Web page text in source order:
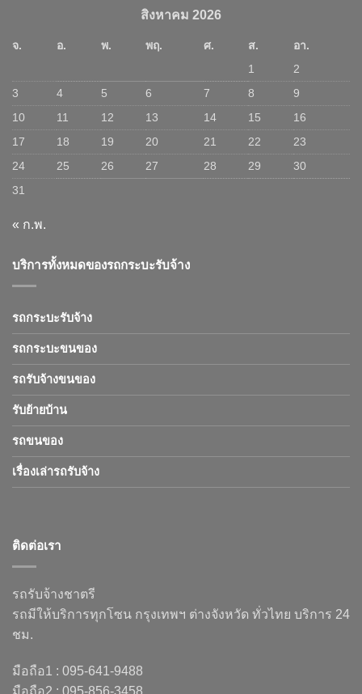
สิงหาคม 2026
จ. อ. พ. พฤ. ศ. ส.
อา.
1
2
3
4 5 6 7 8
9
10
11 12 13 14 15
16
17
18 19 20 21 22
23
24
25 26 27 28 29
30
31
« ก.พ.
บริการทั้งหมดของรถกระบะรับจ้าง
รถกระบะรับจ้าง
รถกระบะขนของ
รถรับจ้างขนของ
รับย้ายบ้าน
รถขนของ
เรื่องเล่ารถรับจ้าง
ติดต่อเรา
รถรับจ้างชาตรี
รถมีให้บริการทุกโซน กรุงเทพฯ ต่างจังหวัด ทั่วไทย บริการ 24
ชม.
มือถือ1 : 095-641-9488